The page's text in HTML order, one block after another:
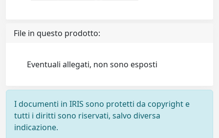
File in questo prodotto:
Eventuali allegati, non sono esposti
I documenti in IRIS sono protetti da copyright e
tutti i diritti sono riservati, salvo diversa
indicazione.